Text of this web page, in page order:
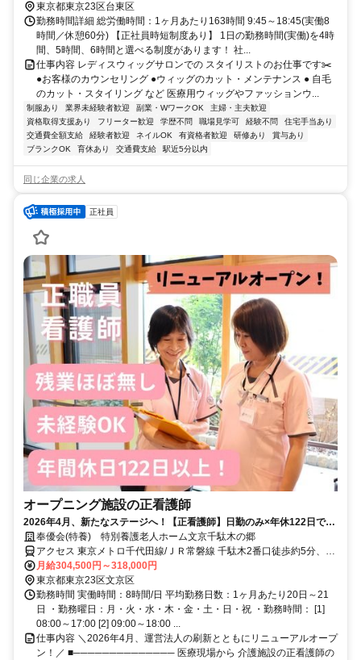
東京都東京23区台東区
勤務時間詳細 総労働時間：1ヶ月あたり163時間 9:45～18:45(実働8
時間／休憩60分) 【正社員時短制度あり】 1日の勤務時間(実働)を4時
間、5時間、6時間と選べる制度があります！ 社...
仕事内容 レディスウィッグサロンでの スタイリストのお仕事です✂️
●お客様のカウンセリング ●ウィッグのカット・メンテナンス ● 自毛
のカット・スタイリング など 医療用ウィッグやファッションウ...
制服あり 業界未経験者歓迎 副業・WワークOK
主婦・主夫歓迎
資格取得支援あり
フリーター歓迎 学歴不問 職場見学可 経験不問
住宅手当あり
交通費全額支給
経験者歓迎 ネイルOK 有資格者歓迎 研修あり
賞与あり
ブランクOK
育休あり 交通費支給 駅近5分以内
同じ企業の求人
正社員
オープニング施設の正看護師
2026年4月、新たなステージへ！【正看護師】日勤のみ×年休122日で私
生活も充実【★】
奉優会(特養) 特別養護老人ホーム文京千駄木の郷
アクセス 東京メトロ千代田線/ＪＲ常磐線 千駄木2番口徒歩約5分、東
京メトロ南北線 本駒込1番口徒歩約12分、東京メトロ千代田線 西日
暮里1番口徒歩約14分
月給304,500円～318,000円
東京都東京23区文京区
勤務時間 実働時間：8時間/日 平均勤務日数：1ヶ月あたり20日～21
日 ・勤務曜日：月・火・水・木・金・土・日・祝 ・勤務時間： [1]
08:00～17:00 [2] 09:00～18:00 ...
仕事内容 ＼2026年4月、運営法人の刷新とともにリニューアルオープ
ン！／ ■────────────── 医療現場から 介護施設の正看護師の